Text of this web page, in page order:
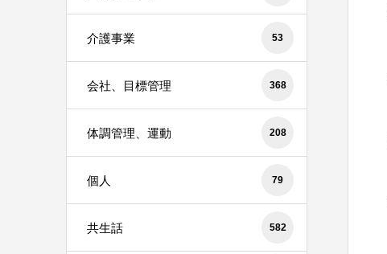
介護事業 53
会社、目標管理 368
体調管理、運動 208
個人 79
共生話 582